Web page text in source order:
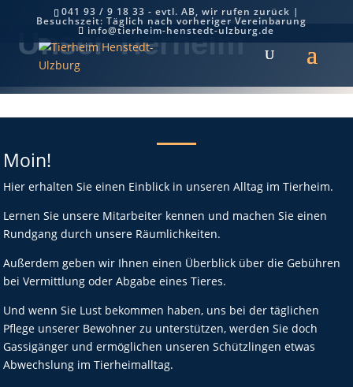
041 93 / 9 18 33 - evtl. AB, wir rufen zurück |
Besuchszeit: Täglich nach vorheriger Vereinbarung
info@tierheim-henstedt-ulzburg.de
Unser Tierheim
Moin!
Hier erhalten Sie einen Einblick in unseren Alltag im Tierheim.
Lernen Sie unsere Mitarbeiter kennen und machen Sie einen
Rundgang durch unsere Räumlichkeiten.
Außerdem geben wir Ihnen einen Überblick über die Gebühren
bei Vermittlung oder Abgabe eines Tieres.
Und wenn Sie Lust bekommen haben, uns bei der täglichen
Pflege unserer Bewohner zu unterstützen, werden Sie doch
Gassigänger und ermöglichen unseren Schützlingen etwas
Abwechslung im Tierheimalltag.